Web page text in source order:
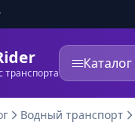
транспорта
Каталог
Водный транспорт